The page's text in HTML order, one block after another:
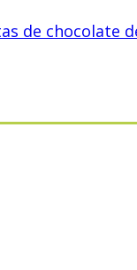
de chocolate